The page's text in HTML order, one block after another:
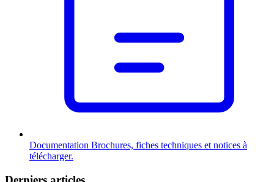
Documentation Brochures, fiches techniques et notices à
télécharger.